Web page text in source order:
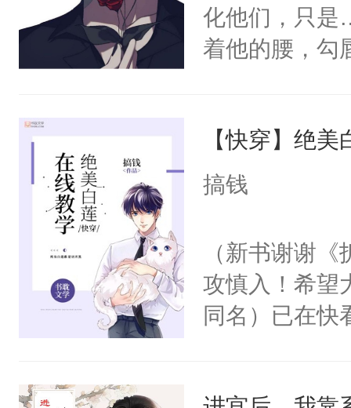
化他们，只是
着他的腰，勾
来，给老公
用力——为你
【快穿】绝
搞钱
（新书谢谢
攻慎入！希望
同名）已在快